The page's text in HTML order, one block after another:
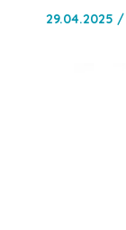
29.04.2025 /